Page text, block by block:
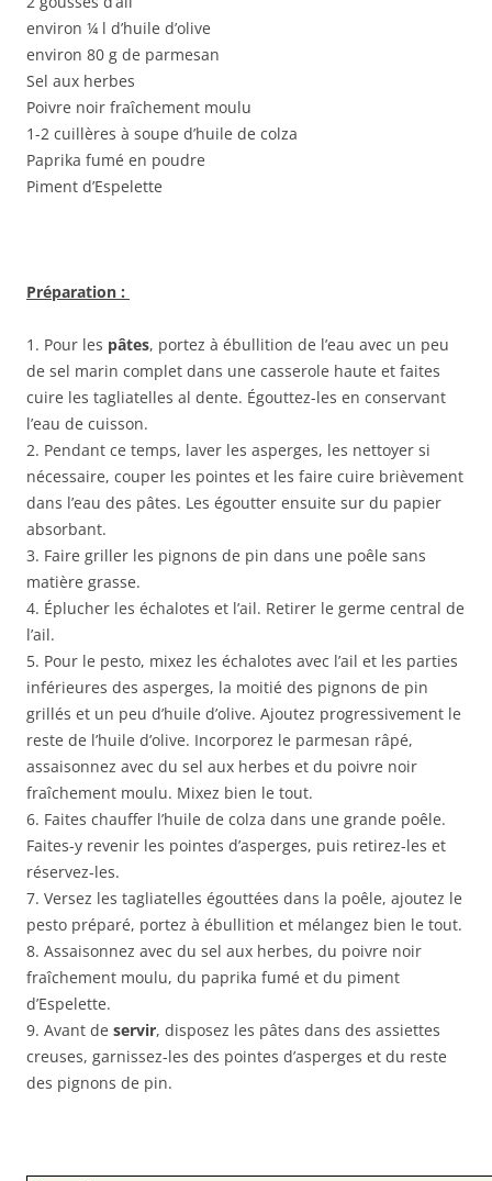
environ ¼ l d’huile d’olive
environ 80 g de parmesan
Sel aux herbes
Poivre noir fraîchement moulu
1-2 cuillères à soupe d’huile de colza
Paprika fumé en poudre
Piment d’Espelette
Préparation :
1. Pour les pâtes, portez à ébullition de l’eau avec un peu
de sel marin complet dans une casserole haute et faites
cuire les tagliatelles al dente. Égouttez-les en conservant
l’eau de cuisson.
2. Pendant ce temps, laver les asperges, les nettoyer si
nécessaire, couper les pointes et les faire cuire brièvement
dans l’eau des pâtes. Les égoutter ensuite sur du papier
absorbant.
3. Faire griller les pignons de pin dans une poêle sans
matière grasse.
4. Éplucher les échalotes et l’ail. Retirer le germe central de
l’ail.
5. Pour le pesto, mixez les échalotes avec l’ail et les parties
inférieures des asperges, la moitié des pignons de pin
grillés et un peu d’huile d’olive. Ajoutez progressivement le
reste de l’huile d’olive. Incorporez le parmesan râpé,
assaisonnez avec du sel aux herbes et du poivre noir
fraîchement moulu. Mixez bien le tout.
6. Faites chauffer l’huile de colza dans une grande poêle.
Faites-y revenir les pointes d’asperges, puis retirez-les et
réservez-les.
7. Versez les tagliatelles égouttées dans la poêle, ajoutez le
pesto préparé, portez à ébullition et mélangez bien le tout.
8. Assaisonnez avec du sel aux herbes, du poivre noir
fraîchement moulu, du paprika fumé et du piment
d’Espelette.
9. Avant de servir, disposez les pâtes dans des assiettes
creuses, garnissez-les des pointes d’asperges et du reste
des pignons de pin.